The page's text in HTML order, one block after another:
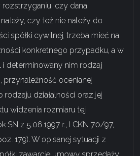
rozstrzyganiu, czy dana
czy też nie należy do
spółki cywilnej, trzeba mieć na
konkretnego przypadku, a w
determinowany nim rodzaj
przynależność ocenianej
działalności oraz jej
widzenia rozmiaru tej
SN z 5.06.1997 r., I CKN 70/97,
179). W opisanej sytuacji z
zawarcie umowy sprzedaży